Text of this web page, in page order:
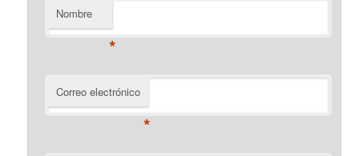
Nombre
*
Correo electrónico
*